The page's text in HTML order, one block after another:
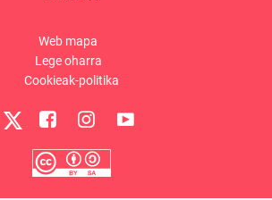
Web mapa
Lege oharra
Cookieak-politika